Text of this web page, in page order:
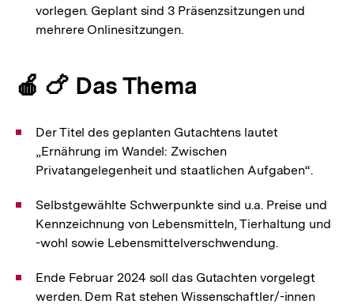
vorlegen. Geplant sind 3 Präsenzsitzungen und
mehrere Onlinesitzungen.
🍎 🍗 Das Thema
Der Titel des geplanten Gutachtens lautet
„Ernährung im Wandel: Zwischen
Privatangelegenheit und staatlichen Aufgaben“.
Selbstgewählte Schwerpunkte sind u.a. Preise und
Kennzeichnung von Lebensmitteln, Tierhaltung und
-wohl sowie Lebensmittelverschwendung.
Ende Februar 2024 soll das Gutachten vorgelegt
werden. Dem Rat stehen Wissenschaftler/-innen